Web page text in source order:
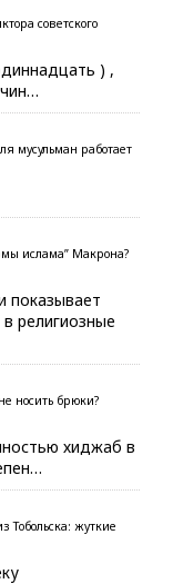
советского
) ,
мусульман работает
ислама” Макрона?
показывает
религиозные
носить брюки?
хиджаб в
Тобольска: жуткие